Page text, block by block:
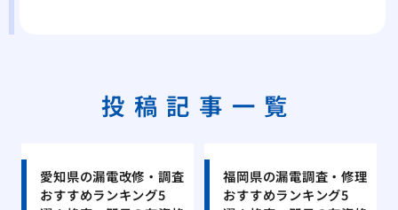
投稿記事一覧
愛知県の漏電改修・調査
おすすめランキング5
福岡県の漏電調査・修理
おすすめランキング5